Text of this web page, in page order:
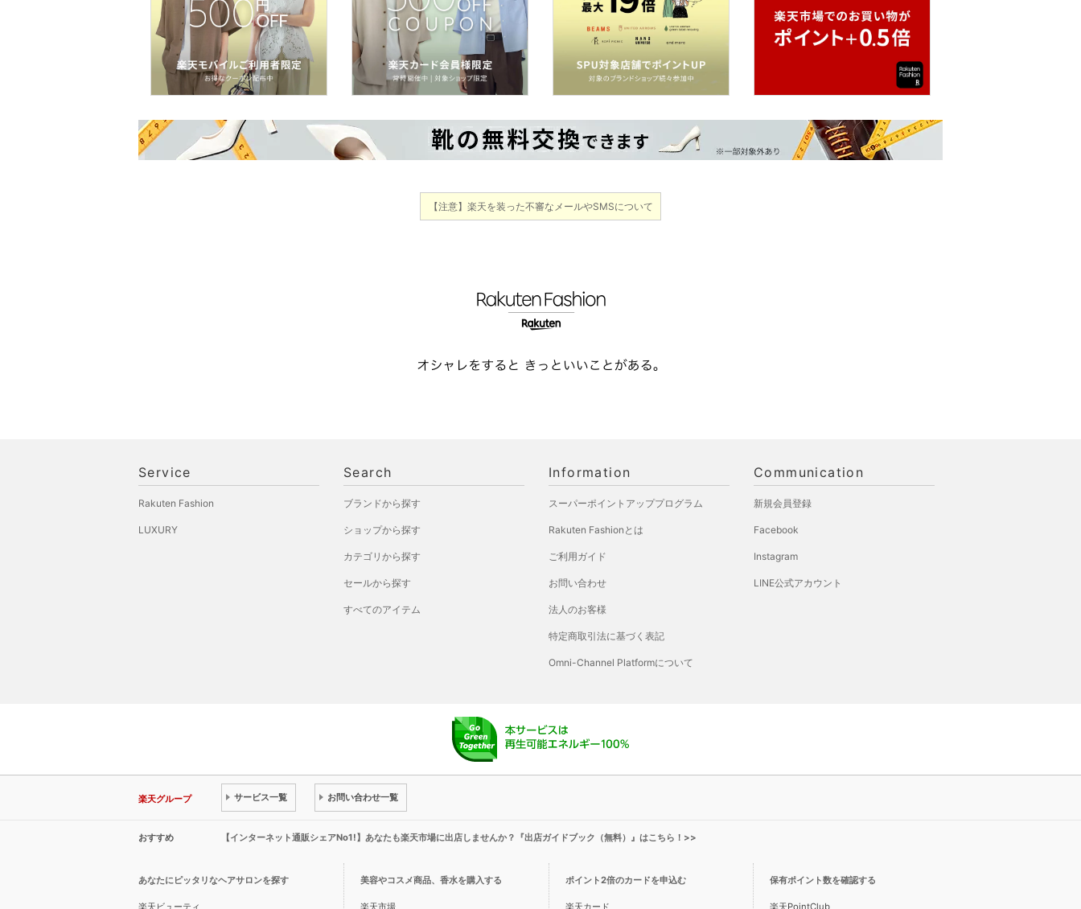
【注意】楽天を装った不審なメールやSMSについて
Service
Rakuten Fashion
LUXURY
Search
ブランドから探す
ショップから探す
カテゴリから探す
セールから探す
すべてのアイテム
Information
スーパーポイントアッププログラム
Rakuten Fashionとは
ご利用ガイド
お問い合わせ
法人のお客様
特定商取引法に基づく表記
Omni-Channel Platformについて
Communication
新規会員登録
Facebook
Instagram
LINE公式アカウント
楽天グループ サービス一覧 お問い合わせ一覧
おすすめ 【インターネット通販シェアNo1!】あなたも楽天市場に出店しませんか？『出店ガイドブック（無料）』はこちら！>>
あなたにピッタリなヘアサロンを探す
楽天ビューティ
美容やコスメ商品、香水を購入する
楽天市場
ポイント2倍のカードを申込む
楽天カード
保有ポイント数を確認する
楽天PointClub